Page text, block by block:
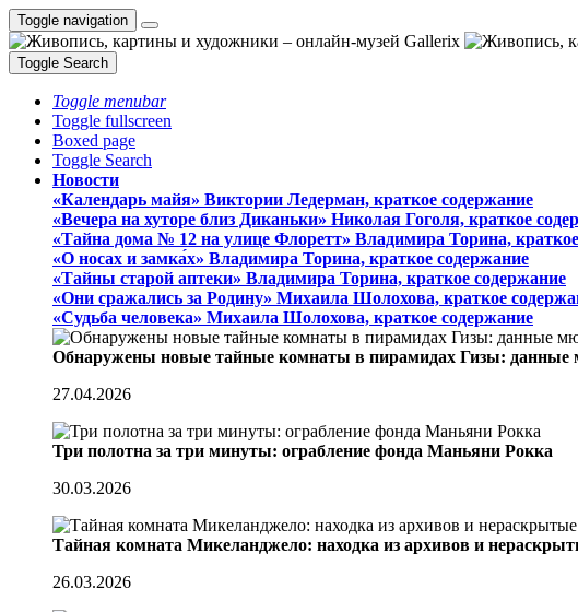
Toggle navigation
Toggle Search
Toggle menubar
Toggle fullscreen
Boxed page
Toggle Search
Новости
«Календарь майя» Виктории Ледерман, краткое содержание
«Вечера на хуторе близ Диканьки» Николая Гоголя, краткое
«Тайна дома № 12 на улице Флоретт» Владимира Торина,
«О носах и замка́х» Владимира Торина, краткое содержание
«Тайны старой аптеки» Владимира Торина, краткое содержание
«Они сражались за Родину» Михаила Шолохова, краткое
«Судьба человека» Михаила Шолохова, краткое содержание
Обнаружены новые тайные комнаты в пирамидах Гизы: данные
27.04.2026
Три полотна за три минуты: ограбление фонда Маньяни Рокка
30.03.2026
Тайная комната Микеланджело: находка из архивов и
26.03.2026